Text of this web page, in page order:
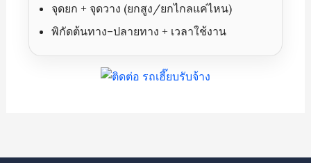
จุดยก + จุดวาง (ยกสูง/ยกไกลแค่ไหน)
พิกัดต้นทาง–ปลายทาง + เวลาใช้งาน